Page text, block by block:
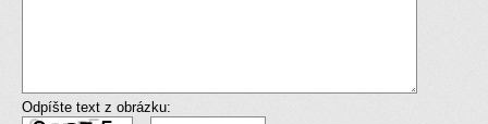
Odpíšte text z obrázku: